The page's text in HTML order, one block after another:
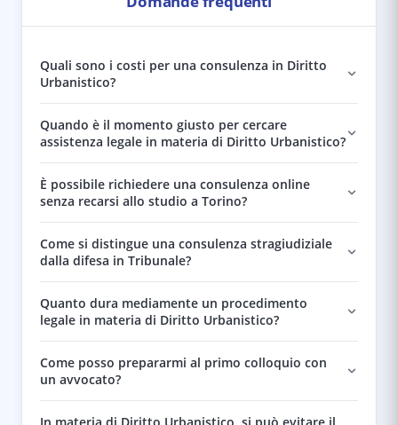
Quali sono i costi per una consulenza in Diritto
Urbanistico?
Quando è il momento giusto per cercare
assistenza legale in materia di Diritto Urbanistico?
È possibile richiedere una consulenza online
senza recarsi allo studio a Torino?
Come si distingue una consulenza stragiudiziale
dalla difesa in Tribunale?
Quanto dura mediamente un procedimento
legale in materia di Diritto Urbanistico?
Come posso prepararmi al primo colloquio con
un avvocato?